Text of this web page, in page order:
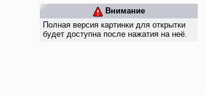
Внимание
Полная версия картинки для открытки
будет доступна после нажатия на неё.